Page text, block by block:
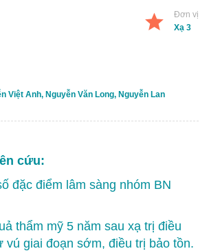
Đơn vị
Xạ 3
Việt Anh, Nguyễn Văn Long, Nguyễn Lan
cứu:
đặc điểm lâm sàng nhóm BN
thẩm mỹ 5 năm sau xạ trị điều
vú giai đoạn sớm, điều trị bảo tồn.